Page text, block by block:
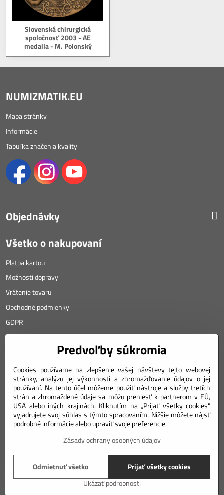
Slovenská chirurgická
spoločnosť 2003 - AE
medaila - M. Polonský
NUMIZMATIK.EU
Mapa stránky
Informácie
Tabuľka značenia kvality
Objednávky
Všetko o nakupovaní
Platba kartou
Možnosti dopravy
Vrátenie tovaru
Obchodné podmienky
GDPR
Angyalova 461/75
967 01 Kremnica
SLOVAKIA
Mobil: +421 911 633 688
e-mail: weiss(@)numizmatik.eu
©2026Copyright
Predvoľby súkromia
Zásady ochrany osobných údajov
Podmienky používania
Vytvorené pomocou:BiznisWeb.sk
Predvoľby súkromia
Cookies používame na zlepšenie vašej návštevy tejto webovej
stránky, analýzu jej výkonnosti a zhromažďovanie údajov o jej
používaní. Na tento účel môžeme použiť nástroje a služby tretích
strán a zhromaždené údaje sa môžu preniesť k partnerom v EÚ,
USA alebo iných krajinách. Kliknutím na „Prijať všetky cookies"
vyjadrujete svoj súhlas s týmto spracovaním. Nižšie môžete nájsť
podrobné informácie alebo upraviť svoje preferencie.
Zásady ochrany osobných údajov
Ukázať podrobnosti
Prijať všetky cookies
Odmietnuť všetko